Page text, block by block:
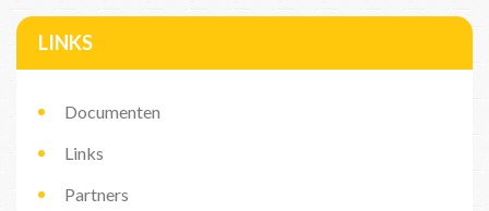
LINKS
Documenten
Links
Partners